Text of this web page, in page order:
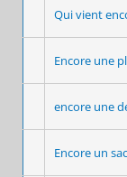
Qui vient
Encore une
encore une
Encore un